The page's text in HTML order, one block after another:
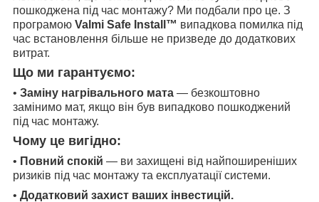
пошкоджена під час монтажу? Ми подбали про це. З
програмою Valmi Safe Install™ випадкова помилка під
час встановлення більше не призведе до додаткових
витрат.
Що ми гарантуємо:
• Заміну нагрівального мата — безкоштовно
замінимо мат, якщо він був випадково пошкоджений
під час монтажу.
Чому це вигідно:
• Повний спокій — ви захищені від найпоширеніших
ризиків під час монтажу та експлуатації системи.
• Додатковий захист ваших інвестицій.